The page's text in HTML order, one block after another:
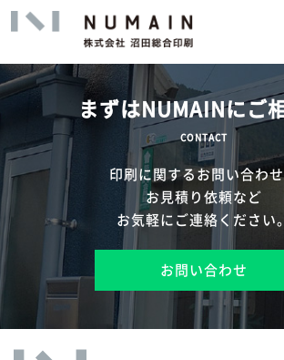
トップ
サービス
実績
企業情報
アップロード
まずはNUMAINにご
CONTACT
印刷に関するお問い合わせ
お見積り依頼など
お気軽にご連絡ください。
お問い合わせ